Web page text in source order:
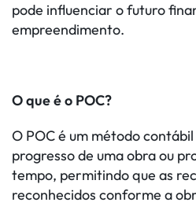
pode influenciar o futuro
empreendimento.
O que é o POC?
O POC é um método
progresso de uma obra ou
tempo, permitindo que as
reconhecidos conforme a